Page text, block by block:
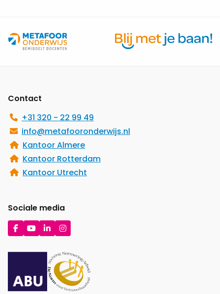
Contact
+31 320 - 22 99 49
info@metafooronderwijs.nl
Kantoor Almere
Kantoor Rotterdam
Kantoor Utrecht
Sociale media
Ga
naar
Facebook
Ga
naar
YouTube
Ga
naar
LinkedIn
Ga
naar
Instagram